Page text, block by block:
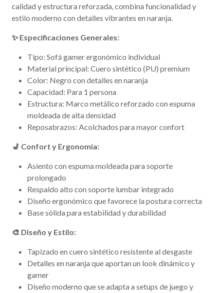
calidad y estructura reforzada, combina funcionalidad y
estilo moderno con detalles vibrantes en naranja.
✨ Especificaciones Generales:
Tipo: Sofá gamer ergonómico individual
Material principal: Cuero sintético (PU) premium
Color: Negro con detalles en naranja
Capacidad: Para 1 persona
Estructura: Marco metálico reforzado con espuma
moldeada de alta densidad
Reposabrazos: Acolchados para mayor confort
💺 Confort y Ergonomía:
Asiento con espuma moldeada para soporte
prolongado
Respaldo alto con soporte lumbar integrado
Diseño ergonómico que favorece la postura correcta
Base sólida para estabilidad y durabilidad
🎨 Diseño y Estilo:
Tapizado en cuero sintético resistente al desgaste
Detalles en naranja que aportan un look dinámico y
gamer
Diseño moderno que se adapta a setups de juego y